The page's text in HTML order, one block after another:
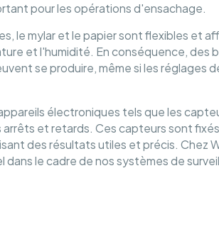
pour les opérations d'ensachage.
le mylar et le papier sont flexibles et
et l'humidité. En conséquence, des
se produire, même si les réglages
électroniques tels que les
et retards. Ces capteurs sont
des résultats utiles et précis. Chez
dans le cadre de nos systèmes de